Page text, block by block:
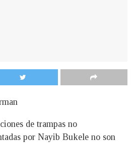
de trampas no
por Nayib Bukele no son